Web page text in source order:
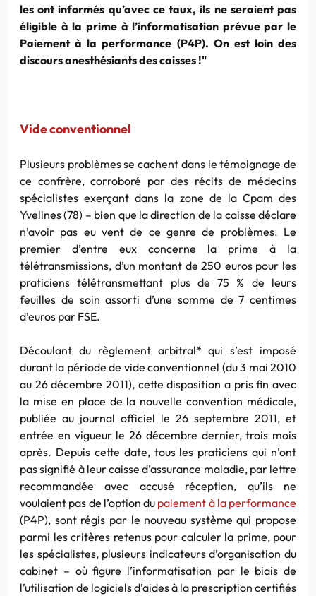
les ont informés qu’avec ce taux, ils ne seraient pas
éligible à la prime à l’informatisation prévue par le
Paiement à la performance (P4P). On est loin des
discours anesthésiants des caisses !"
Vide conventionnel
Plusieurs problèmes se cachent dans le témoignage de
ce confrère, corroboré par des récits de médecins
spécialistes exerçant dans la zone de la Cpam des
Yvelines (78) – bien que la direction de la caisse déclare
n’avoir pas eu vent de ce genre de problèmes. Le
premier d’entre eux concerne la prime à la
télétransmissions, d’un montant de 250 euros pour les
praticiens télétransmettant plus de 75 % de leurs
feuilles de soin assorti d’une somme de 7 centimes
d’euros par FSE.
Découlant du règlement arbitral* qui s’est imposé
durant la période de vide conventionnel (du 3 mai 2010
au 26 décembre 2011), cette disposition a pris fin avec
la mise en place de la nouvelle convention médicale,
publiée au journal officiel le 26 septembre 2011, et
entrée en vigueur le 26 décembre dernier, trois mois
après. Depuis cette date, tous les praticiens qui n’ont
pas signifié à leur caisse d’assurance maladie, par lettre
recommandée avec accusé réception, qu’ils ne
voulaient pas de l’option du paiement à la performance
(P4P), sont régis par le nouveau système qui propose
parmi les critères retenus pour calculer la prime, pour
les spécialistes, plusieurs indicateurs d’organisation du
cabinet – où figure l’informatisation par le biais de
l’utilisation de logiciels d’aides à la prescription certifiés